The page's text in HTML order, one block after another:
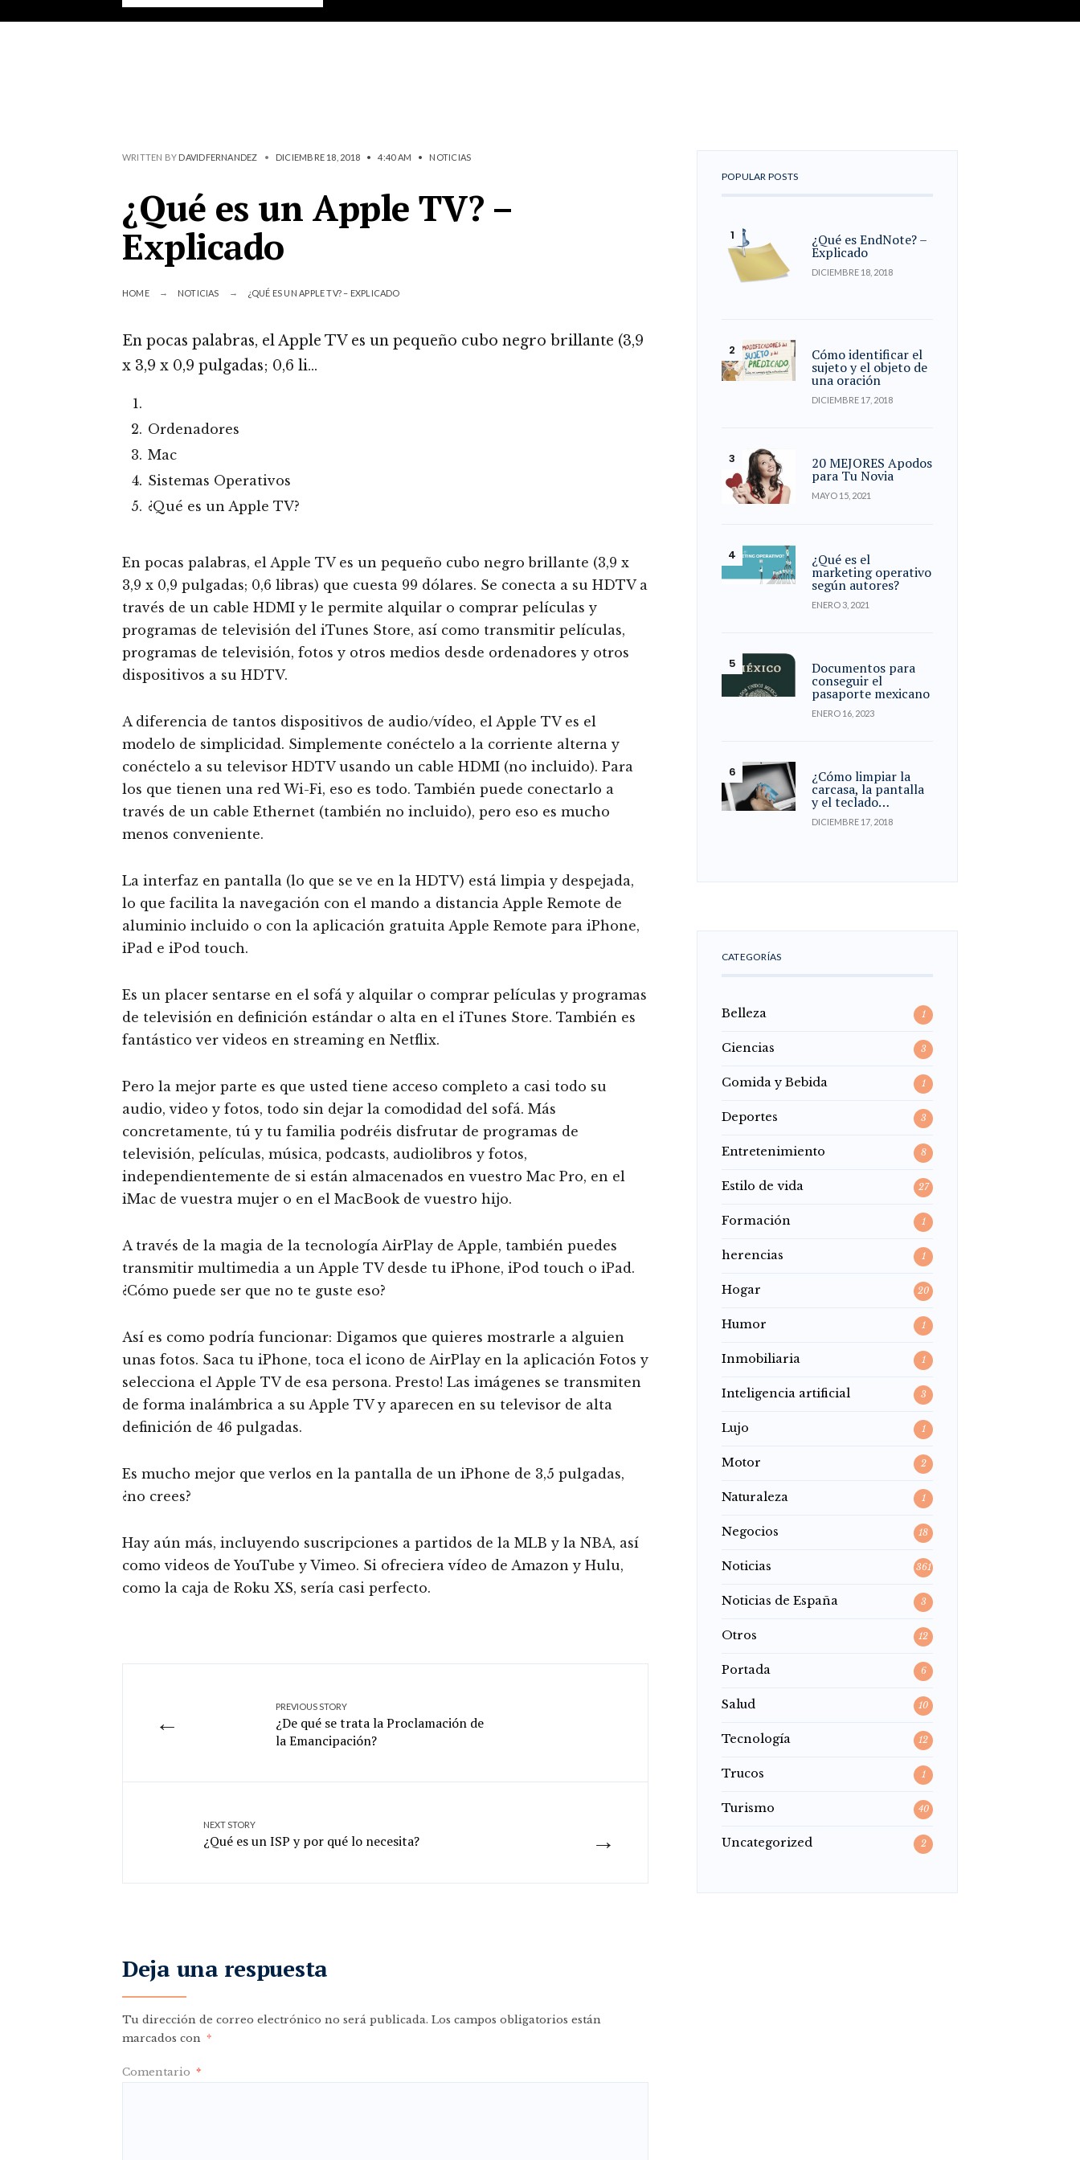
WRITTEN BY DAVIDFERNANDEZ • DICIEMBRE 18, 2018 • 4:40 AM • NOTICIAS
¿Qué es un Apple TV? –
Explicado
HOME NOTICIAS ¿QUÉ ES UN APPLE TV? – EXPLICADO
En pocas palabras, el Apple TV es un pequeño cubo negro brillante (3,9
x 3,9 x 0,9 pulgadas; 0,6 li…
Ordenadores
Mac
Sistemas Operativos
¿Qué es un Apple TV?
En pocas palabras, el Apple TV es un pequeño cubo negro brillante (3,9 x
3,9 x 0,9 pulgadas; 0,6 libras) que cuesta 99 dólares. Se conecta a su HDTV a
través de un cable HDMI y le permite alquilar o comprar películas y
programas de televisión del iTunes Store, así como transmitir películas,
programas de televisión, fotos y otros medios desde ordenadores y otros
dispositivos a su HDTV.
A diferencia de tantos dispositivos de audio/vídeo, el Apple TV es el
modelo de simplicidad. Simplemente conéctelo a la corriente alterna y
conéctelo a su televisor HDTV usando un cable HDMI (no incluido). Para
los que tienen una red Wi-Fi, eso es todo. También puede conectarlo a
través de un cable Ethernet (también no incluido), pero eso es mucho
menos conveniente.
La interfaz en pantalla (lo que se ve en la HDTV) está limpia y despejada,
lo que facilita la navegación con el mando a distancia Apple Remote de
aluminio incluido o con la aplicación gratuita Apple Remote para iPhone,
iPad e iPod touch.
Es un placer sentarse en el sofá y alquilar o comprar películas y programas
de televisión en definición estándar o alta en el iTunes Store. También es
fantástico ver videos en streaming en Netflix.
Pero la mejor parte es que usted tiene acceso completo a casi todo su
audio, video y fotos, todo sin dejar la comodidad del sofá. Más
concretamente, tú y tu familia podréis disfrutar de programas de
televisión, películas, música, podcasts, audiolibros y fotos,
independientemente de si están almacenados en vuestro Mac Pro, en el
iMac de vuestra mujer o en el MacBook de vuestro hijo.
A través de la magia de la tecnología AirPlay de Apple, también puedes
transmitir multimedia a un Apple TV desde tu iPhone, iPod touch o iPad.
¿Cómo puede ser que no te guste eso?
Así es como podría funcionar: Digamos que quieres mostrarle a alguien
unas fotos. Saca tu iPhone, toca el icono de AirPlay en la aplicación Fotos y
selecciona el Apple TV de esa persona. Presto! Las imágenes se transmiten
de forma inalámbrica a su Apple TV y aparecen en su televisor de alta
definición de 46 pulgadas.
Es mucho mejor que verlos en la pantalla de un iPhone de 3,5 pulgadas,
¿no crees?
Hay aún más, incluyendo suscripciones a partidos de la MLB y la NBA, así
como videos de YouTube y Vimeo. Si ofreciera vídeo de Amazon y Hulu,
como la caja de Roku XS, sería casi perfecto.
←
PREVIOUS STORY
¿De qué se trata la Proclamación de
la Emancipación?
→
NEXT STORY
¿Qué es un ISP y por qué lo necesita?
Deja una respuesta
Tu dirección de correo electrónico no será publicada. Los campos obligatorios están
marcados con *
Comentario *
POPULAR POSTS
¿Qué es EndNote? –
Explicado
DICIEMBRE 18, 2018
Cómo identificar el
sujeto y el objeto de
una oración
DICIEMBRE 17, 2018
20 MEJORES Apodos
para Tu Novia
MAYO 15, 2021
¿Qué es el
marketing operativo
según autores?
ENERO 3, 2021
Documentos para
conseguir el
pasaporte mexicano
ENERO 16, 2023
¿Cómo limpiar la
carcasa, la pantalla
y el teclado…
DICIEMBRE 17, 2018
CATEGORÍAS
Belleza 1
Ciencias 3
Comida y Bebida 1
Deportes 3
Entretenimiento 8
Estilo de vida 27
Formación 1
herencias 1
Hogar 20
Humor 1
Inmobiliaria 1
Inteligencia artificial 3
Lujo 1
Motor 2
Naturaleza 1
Negocios 18
Noticias 361
Noticias de España 3
Otros 12
Portada 6
Salud 10
Tecnología 12
Trucos 1
Turismo 40
Uncategorized 2